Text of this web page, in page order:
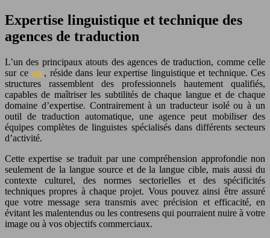
Expertise linguistique et technique des
agences de traduction
L’un des principaux atouts des agences de traduction, comme celle
sur ce site, réside dans leur expertise linguistique et technique. Ces
structures rassemblent des professionnels hautement qualifiés,
capables de maîtriser les subtilités de chaque langue et de chaque
domaine d’expertise. Contrairement à un traducteur isolé ou à un
outil de traduction automatique, une agence peut mobiliser des
équipes complètes de linguistes spécialisés dans différents secteurs
d’activité.
Cette expertise se traduit par une compréhension approfondie non
seulement de la langue source et de la langue cible, mais aussi du
contexte culturel, des normes sectorielles et des spécificités
techniques propres à chaque projet. Vous pouvez ainsi être assuré
que votre message sera transmis avec précision et efficacité, en
évitant les malentendus ou les contresens qui pourraient nuire à votre
image ou à vos objectifs commerciaux.